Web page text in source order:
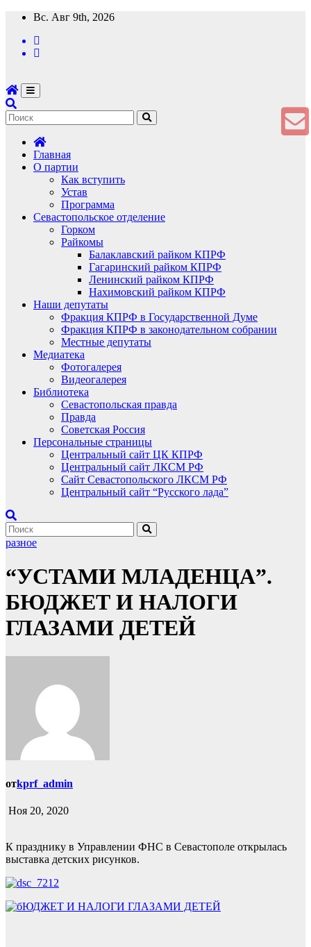
Перейти
содержимому
Вс. Авг 9th, 2026
Главная
О партии
Как вступить
Устав
Программа
Севастопольское отделение
Горком
Райкомы
Балаклавский райком КПРФ
Гагаринский райком КПРФ
Ленинский райком КПРФ
Нахимовский райком КПРФ
Наши депутаты
Фракция КПРФ в Государственной Думе
Фракция КПРФ в законодательном собрании
Местные депутаты
Медиатека
Фотогалерея
Видеогалерея
Библиотека
Севастопольская правда
Правда
Советская Россия
Персональные страницы
Центральный сайт ЦК КПРФ
Центральный сайт ЛКСМ РФ
Сайт Севастопольского ЛКСМ РФ
Центральный сайт “Русского лада”
разное
“УСТАМИ МЛАДЕНЦА”.
БЮДЖЕТ И НАЛОГИ
ГЛАЗАМИ ДЕТЕЙ
отkprf_admin
Ноя 20, 2020
К празднику в Управлении ФНС в Севастополе открылась
выставка детских рисунков.